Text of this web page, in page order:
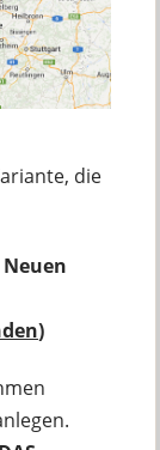
die
)